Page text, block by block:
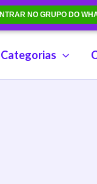
NO GRUPO DO
Categorias